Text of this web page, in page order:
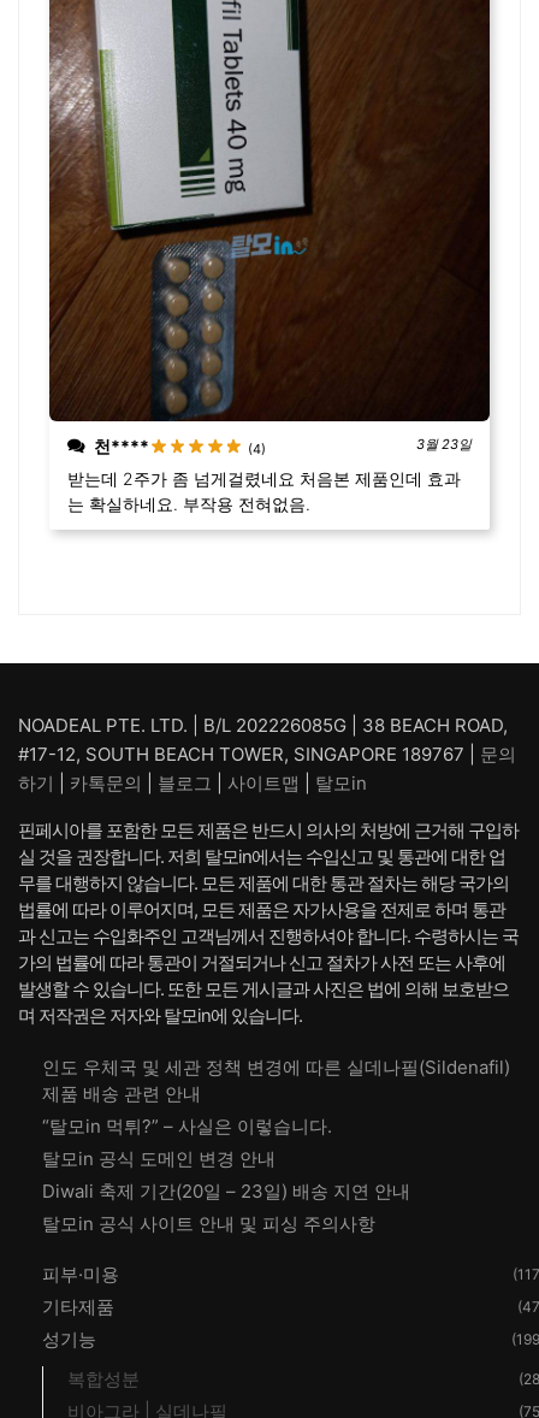
천**** (4) 3월 23일
받는데 2주가 좀 넘게걸렸네요 처음본 제품인데 효과
는 확실하네요. 부작용 전혀없음.
NOADEAL PTE. LTD. | B/L 202226085G | 38 BEACH ROAD,
#17-12, SOUTH BEACH TOWER, SINGAPORE 189767 | 문의
하기
카톡문의 블로그 사이트맵 탈모in
핀페시아를 포함한 모든 제품은 반드시 의사의 처방에 근거해 구입하
실 것을 권장합니다. 저희 탈모in에서는 수입신고 및 통관에 대한 업
무를 대행하지 않습니다. 모든 제품에 대한 통관 절차는 해당 국가의
법률에 따라 이루어지며, 모든 제품은 자가사용을 전제로 하며 통관
과 신고는 수입화주인 고객님께서 진행하셔야 합니다. 수령하시는 국
가의 법률에 따라 통관이 거절되거나 신고 절차가 사전 또는 사후에
발생할 수 있습니다. 또한 모든 게시글과 사진은 법에 의해 보호받으
며 저작권은 저자와 탈모in에 있습니다.
인도 우체국 및 세관 정책 변경에 따른 실데나필(Sildenafil)
제품 배송 관련 안내
“탈모in 먹튀?” – 사실은 이렇습니다.
탈모in 공식 도메인 변경 안내
Diwali 축제 기간(20일 – 23일) 배송 지연 안내
탈모in 공식 사이트 안내 및 피싱 주의사항
피부·미용
기타제품
성기능
복합성분
비아그라 | 실데나필